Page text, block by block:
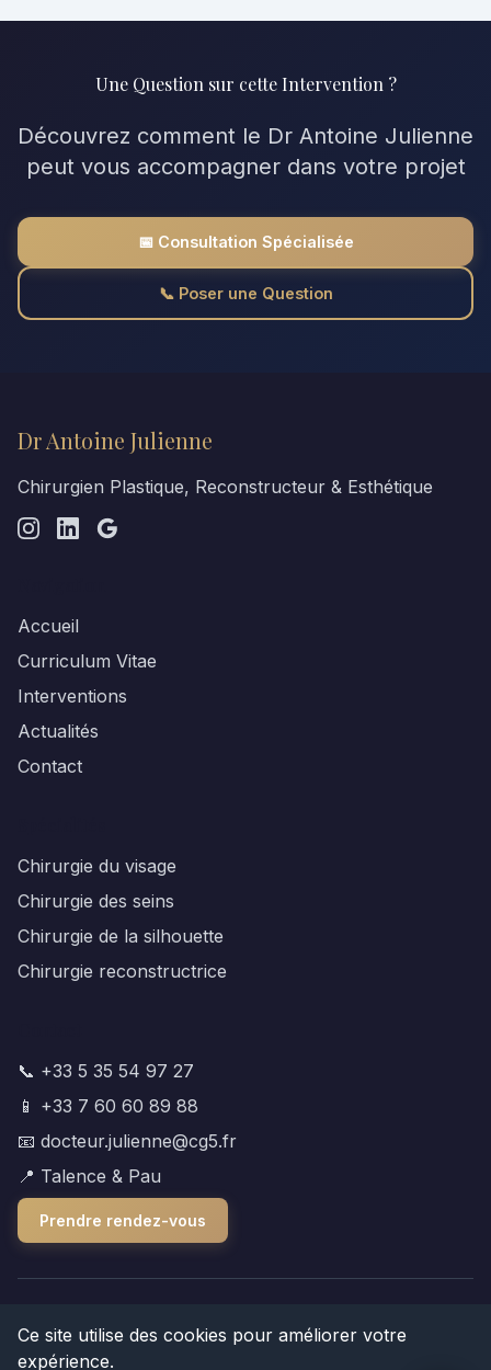
Une Question sur cette Intervention ?
Découvrez comment le Dr Antoine Julienne
peut vous accompagner dans votre projet
📅 Consultation Spécialisée
📞 Poser une Question
Dr Antoine Julienne
Chirurgien Plastique, Reconstructeur & Esthétique
Accueil
Curriculum Vitae
Interventions
Actualités
Contact
Chirurgie du visage
Chirurgie des seins
Chirurgie de la silhouette
Chirurgie reconstructrice
📞 +33 5 35 54 97 27
📱 +33 7 60 60 89 88
📧 docteur.julienne@cg5.fr
📍 Talence & Pau
Prendre rendez-vous
© 2025 Dr Antoine Julienne. Tous droits réservés.
Mentions légales
Ce site utilise des cookies pour améliorer votre
expérience.